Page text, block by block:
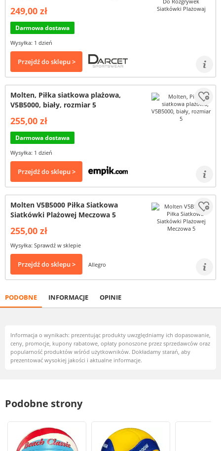
249,00 zł
Darmowa dostawa
Wysyłka: 1 dzień
Przejdź do sklepu >
Molten, Piłka siatkowa plażowa,
V5B5000, biały, rozmiar 5
255,00 zł
Darmowa dostawa
Wysyłka: 1 dzień
Przejdź do sklepu >
Molten V5B5000 Piłka Siatkowa
Siatkówki Plażowej Meczowa 5
255,00 zł
Wysyłka: Sprawdź w sklepie
Przejdź do sklepu > Allegro
PODOBNE INFORMACJE OPINIE
Informacja o wynikach: prezentując produkty uwzględniamy ich dopasowanie,
ceny, promocje, kupony rabatowe, opłaty ponoszone przez sprzedawców oraz
popularność produktów wśród użytkowników. Dokładamy starań, aby
prezentować wysokiej jakości i aktualne informacje.
Podobne strony